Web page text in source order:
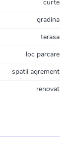
curte
gradina
terasa
loc parcare
spatii agrement
renovat